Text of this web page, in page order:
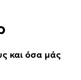
και όσα μάς